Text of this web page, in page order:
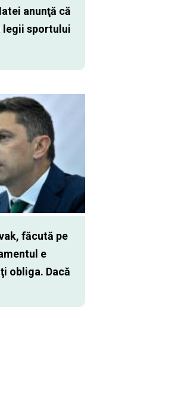
anunţă că
legii sportului
făcută pe
e
obliga. Dacă